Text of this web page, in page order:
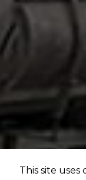
This site